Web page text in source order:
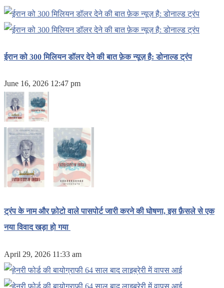
ईरान को 300 मिलियन डॉलर देने की बात फ़ेक न्यूज़ है: डोनाल्ड ट्रंप
June 16, 2026 12:47 pm
ट्रंप के नाम और फ़ोटो वाले पासपोर्ट जारी करने की घोषणा, इस फ़ैसले से एक
नया विवाद खड़ा हो गया
April 29, 2026 11:33 am